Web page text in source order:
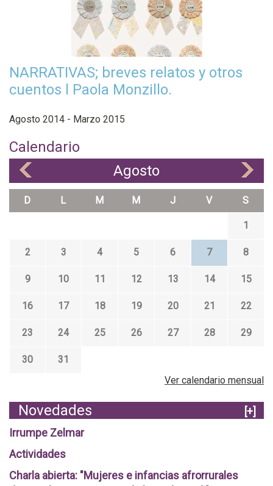
NARRATIVAS; breves relatos y otros
cuentos l Paola Monzillo.
Agosto 2014 - Marzo 2015
Calendario
Agosto
D L M M J V S
1
2 3 4 5 6 7 8
9 10 11 12 13 14 15
16 17 18 19 20 21 22
23 24 25 26 27 28 29
30
31
Ver calendario mensual
Novedades
[+]
Irrumpe Zelmar
Actividades
Charla abierta: "Mujeres e infancias afrorrurales